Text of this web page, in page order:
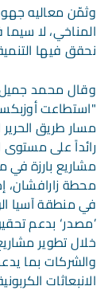
وثمّن معاليه
المناخي، لا
نحقق فيها
وقال محمد جميل
"استطاعت
مسار طريق
رائداً على
مشاريع بارزة
محطة زارافشان،
في منطقة آسيا
’مصدر‘ بدعم
خلال تطوير
والشركات بما
الانبعاثات